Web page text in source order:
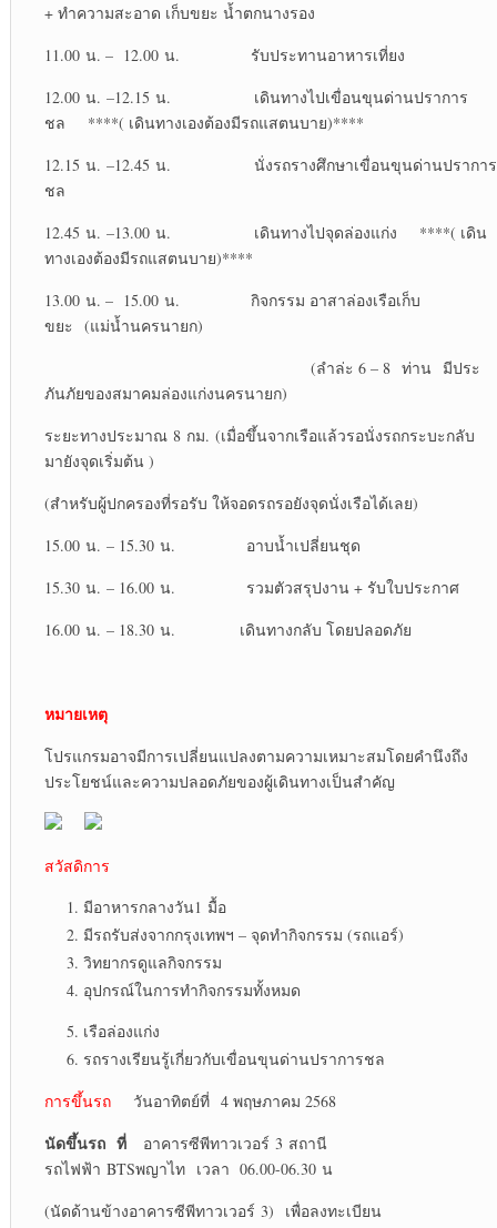
+ ทำความสะอาด เก็บขยะ น้ำตกนางรอง
11.00 น. – 12.00 น. รับประทานอาหารเที่ยง
12.00 น. –12.15 น. เดินทางไปเขื่อนขุนด่านปราการ
ชล ****( เดินทางเองต้องมีรถแสตนบาย)****
12.15 น. –12.45 น. นั่งรถรางศึกษาเขื่อนขุนด่านปราการ
ชล
12.45 น. –13.00 น. เดินทางไปจุดล่องแก่ง ****( เดิน
ทางเองต้องมีรถแสตนบาย)****
13.00 น. – 15.00 น. กิจกรรม อาสาล่องเรือเก็บ
ขยะ (แม่น้ำนครนายก)
(ลำล่ะ 6 – 8 ท่าน มีประ
ภันภัยของสมาคมล่องแก่งนครนายก)
ระยะทางประมาณ 8 กม. (เมื่อขึ้นจากเรือแล้วรอนั่งรถกระบะกลับ
มายังจุดเริ่มต้น )
(สำหรับผู้ปกครองที่รอรับ ให้จอดรถรอยังจุดนั่งเรือได้เลย)
15.00 น. – 15.30 น. อาบน้ำเปลี่ยนชุด
15.30 น. – 16.00 น. รวมตัวสรุปงาน + รับใบประกาศ
16.00 น. – 18.30 น. เดินทางกลับ โดยปลอดภัย
หมายเหตุ
โปรแกรมอาจมีการเปลี่ยนแปลงตามความเหมาะสมโดยคำนึงถึง
ประโยชน์และความปลอดภัยของผู้เดินทางเป็นสำคัญ
สวัสดิการ
มีอาหารกลางวัน1 มื้อ
มีรถรับส่งจากกรุงเทพฯ – จุดทำกิจกรรม (รถแอร์)
วิทยากรดูแลกิจกรรม
อุปกรณ์ในการทำกิจกรรมทั้งหมด
เรือล่องแก่ง
รถรางเรียนรู้เกี่ยวกับเขื่อนขุนด่านปราการชล
การขึ้นรถ
วันอาทิตย์ที่ 4 พฤษภาคม 2568
นัดขึ้นรถที่
อาคารซีพีทาวเวอร์ 3 สถานี
รถไฟฟ้า BTSพญาไท เวลา 06.00-06.30 น
(นัดด้านข้างอาคารซีพีทาวเวอร์ 3) เพื่อลงทะเบียน